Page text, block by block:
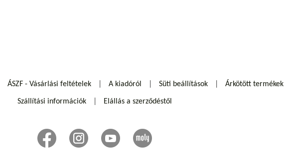
ÁSZF - Vásárlási feltételek A kiadóról Süti beállítások Árkötött termékek
Szállítási információk Elállás a szerződéstől